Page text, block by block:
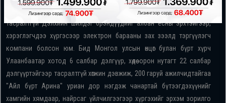
Ухаалаг
Цаг
Чихэвч
Дагалдах
хэрэгсэл
Манай компани нь 2007 онд байгуулагдсан ба өдийг хүртэл
тасралтгүй Дэлхийн шилдэг брэндүүдийг албан ёсны эрхтэйгээр,
хэрэглэгчдээ хүргэсээр электрон барааны зах зээлд тэргүүлэгч
компани болсон юм. Бид Монгол улсын өнцөг булан бүрт хүрч
Улаанбаатар хотод 6 салбар дэлгүүр, хөдөө орон нутагт 22 салбар
дэлгүүртэйгээр тасралтгүй хөгжин дэвжиж, 200 гаруй ажилчидтайгаа
"Айл бүрт Арина" уриан дор нэгдэж чанартай бүтээгдэхүүнийг
хамгийн хямдаар, найрсаг үйлчилгээгээр хүргэхийг эрхэм зорилго